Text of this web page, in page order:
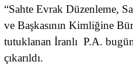
“Sahte Evrak Düzenleme,
ve Başkasının Kimliğine
tutuklanan İranlı P.A.
çıkarıldı.